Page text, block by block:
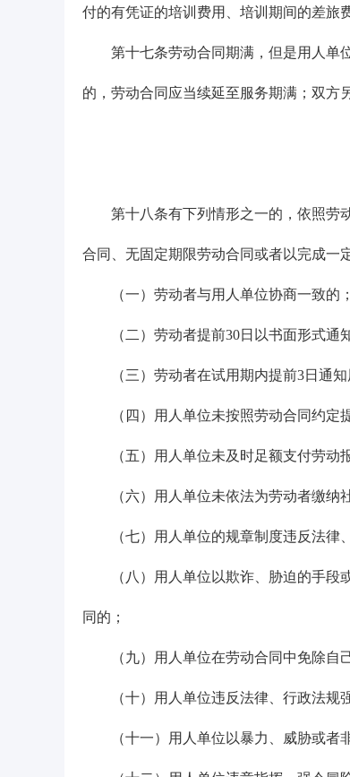
付的有凭证的培训费用、培训期间的差旅
第十七条劳动合同期满，但是用人单位
的，劳动合同应当续延至服务期满；双方
第十八条有下列情形之一的，依照劳动
合同、无固定期限劳动合同或者以完成一
（一）劳动者与用人单位协商一致的；
（二）劳动者提前30日以书面形式通知
（三）劳动者在试用期内提前3日通知
（四）用人单位未按照劳动合同约定提
（五）用人单位未及时足额支付劳动报
（六）用人单位未依法为劳动者缴纳社
（七）用人单位的规章制度违反法律、
（八）用人单位以欺诈、胁迫的手段或
同的；
（九）用人单位在劳动合同中免除自己
（十）用人单位违反法律、行政法规强
（十一）用人单位以暴力、威胁或者非